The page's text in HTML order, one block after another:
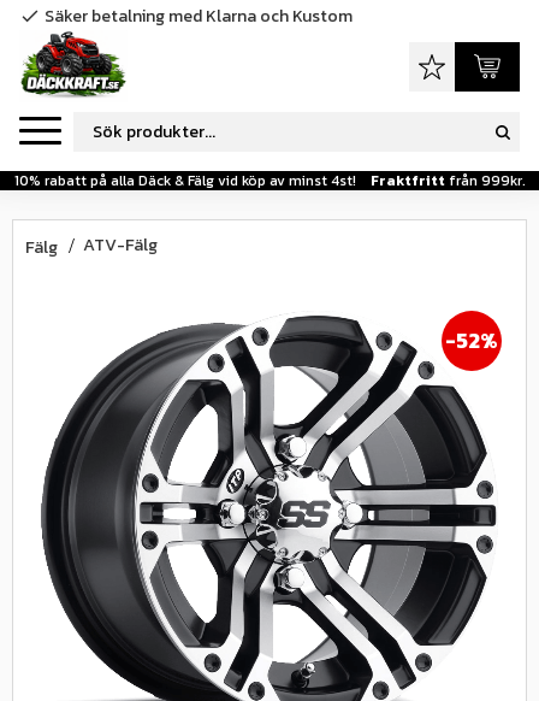
Meny
10% rabatt på alla Däck & Fälg vid köp av minst 4st! Fraktfritt från 999kr.
check Säker betalning med Klarna och Kustom
Favoriter
Fälg ATV-Fälg
52%